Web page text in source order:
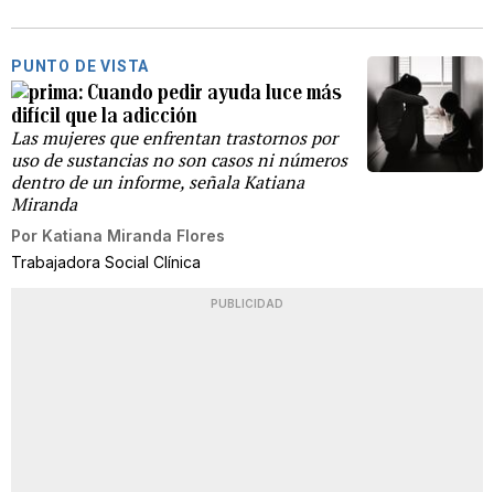
PUNTO DE VISTA
Cuando pedir ayuda luce más
difícil que la adicción
Las mujeres que enfrentan trastornos por
uso de sustancias no son casos ni números
dentro de un informe, señala Katiana
Miranda
Por Katiana Miranda Flores
Trabajadora Social Clínica
PUBLICIDAD